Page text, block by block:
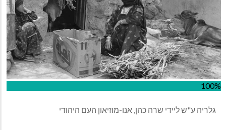
ע"ש ליידי שרה כהן, אנו-מוזיאון העם היהודי